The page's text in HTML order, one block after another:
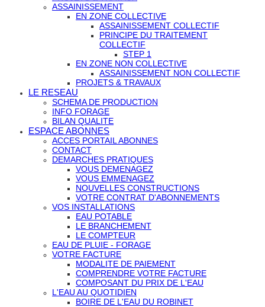
ASSAINISSEMENT
EN ZONE COLLECTIVE
ASSAINISSEMENT COLLECTIF
PRINCIPE DU TRAITEMENT
COLLECTIF
STEP 1
EN ZONE NON COLLECTIVE
ASSAINISSEMENT NON COLLECTIF
PROJETS & TRAVAUX
LE RESEAU
SCHEMA DE PRODUCTION
INFO FORAGE
BILAN QUALITE
ESPACE ABONNES
ACCES PORTAIL ABONNES
CONTACT
DEMARCHES PRATIQUES
VOUS DEMENAGEZ
VOUS EMMENAGEZ
NOUVELLES CONSTRUCTIONS
VOTRE CONTRAT D'ABONNEMENTS
VOS INSTALLATIONS
EAU POTABLE
LE BRANCHEMENT
LE COMPTEUR
EAU DE PLUIE - FORAGE
VOTRE FACTURE
MODALITE DE PAIEMENT
COMPRENDRE VOTRE FACTURE
COMPOSANT DU PRIX DE L'EAU
L'EAU AU QUOTIDIEN
BOIRE DE L'EAU DU ROBINET